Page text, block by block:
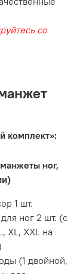
со
комплект»:
ног,
1 шт.
ног 2 шт. (с
XL, XXL на
(1 двойной,